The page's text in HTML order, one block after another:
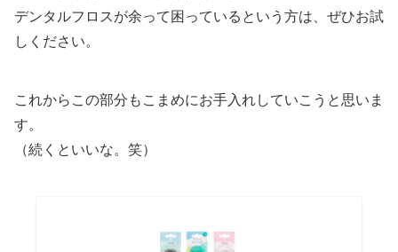
デンタルフロスが余って困っているという方は、ぜひお試
しください。
これからこの部分もこまめにお手入れしていこうと思いま
す。
（続くといいな。笑）